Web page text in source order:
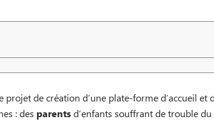
projet de création d’une plate-forme d’accueil
: des parentsd’enfants souffrant de trouble